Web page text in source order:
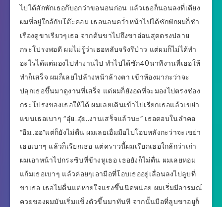
ไปได้สักพักเธอก๊บอกว่าขอนอนก่อน แล้วเธอก็นอนลงที่เตียง
ผมที่อยู่ใกล้กับโต๊ะคอม เธอนอนคว่ำหน้าไปได้ซักพักผมก็ชำ
เรืองดูขาเรียวๆเธอ จากต้นขาไปถึงขาอ่อนสุดตรงปลาย
กระโปรงพอดี ผมไม่รู้ว่าเธอหลับจริงรึป่าว แต่ผมก็ไม่ได้ทำ
อะไรได้แต่มองไปทำงานไป ทำไปได้ซัก40นาทีงานที่เธอให้
ทำก็เสร็จ ผมก็เลยไปล้างหน้าล้างตา เข้าห้องมากะว่าจะ
ปลุกเธอขึ้นมาดูงานที่เสร็จ แต่ผมก็ยังอดที่จะมองไปตรงช่อง
กระโปรงของเธอให้ได้ ผมเลยเดินเข้าไปเรียกเธอแล้วเขย่า
แขนเธอเบาๆ “อุ๋ย..อุ๋ย..งานเสร็จแล้วนะ” เธอตอบในลำคอ
“อืม..ออ”แต่ก็ยังไม่ตื่น ผมเลยเอื่มมือไปโอบหลังกะว่าจะเขย่า
เธอเบาๆ แล้วก็เรียกเธอ แต่คราวนี้ผมเรียกเธอใกล้กว่าเก่า
ผมเอาหน้าไปกระซิบที่ข้างหูเธอ เธอยังก็ไม่ตื่น ผมเลยหอม
แก้มเธอเบาๆ แล้วค่อยๆเอามือที่โอบเธออยู่เลื่อนลงไปลูบที่
ขาเธอ เธอไม่ตื่นแต่หายใจแรงขึ้นนิดหน่อย ผมเริ่มมีอารมณ์
ควยของผมมันเริ่มแข็งตัวขึ้นมาทันที จากนั้นมือที่ลูบขาอยูก็